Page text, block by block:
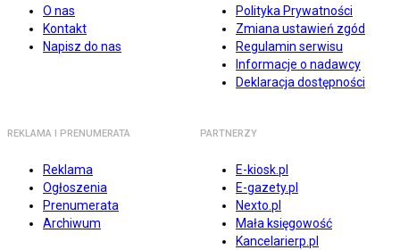
O nas
Kontakt
Napisz do nas
Polityka Prywatności
Zmiana ustawień zgód
Regulamin serwisu
Informacje o nadawcy
Deklaracja dostępności
REKLAMA I PRENUMERATA
Reklama
Ogłoszenia
Prenumerata
Archiwum
PARTNERZY
E-kiosk.pl
E-gazety.pl
Nexto.pl
Mała księgowość
Kancelarierp.pl